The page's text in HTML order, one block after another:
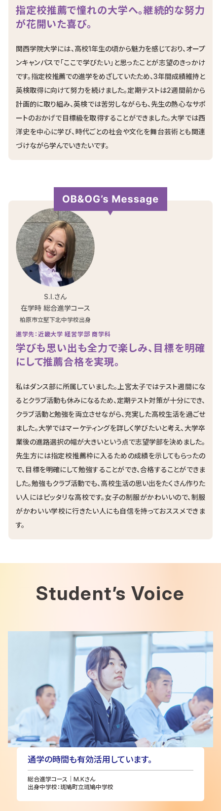
指定校推薦で憧れの大学へ。継続的な努力
が花開いた喜び。
関西学院大学には、高校1年生の頃から魅力を感じており、オープ
ンキャンパスで「ここで学びたい」と思ったことが志望のきっかけ
です。指定校推薦での進学をめざしていたため、3年間成績維持と
英検取得に向けて努力を続けました。定期テストは2週間前から
計画的に取り組み、英検では苦労しながらも、先生の熱心なサポ
ートのおかげで目標級を取得することができました。大学では西
洋史を中心に学び、時代ごとの社会や文化を舞台芸術とも関連
づけながら学んでいきたいです。
進学先：近畿大学 経営学部 商学科
学びも思い出も全力で楽しみ、目標を明確
にして推薦合格を実現。
S.I.さん
在学時 総合進学コース
柏原市立堅下北中学校出身
私はダンス部に所属していました。上宮太子ではテスト週間にな
るとクラブ活動も休みになるため、定期テスト対策が十分にでき、
クラブ活動と勉強を両立させながら、充実した高校生活を過ごせ
ました。大学ではマーケティングを詳しく学びたいと考え、大学卒
業後の進路選択の幅が大きいという点で志望学部を決めました。
先生方には指定校推薦枠に入るための成績を示してもらったの
で、目標を明確にして勉強することができ、合格することができま
した。勉強もクラブ活動でも、高校生活の思い出をたくさん作りた
い人にはピッタリな高校です。女子の制服がかわいいので、制服
がかわいい学校に行きたい人にも自信を持っておススメできま
す。
Student’s Voice
通学の時間も有効活用しています。
総合進学コース｜M.Kさん
出身中学校：斑鳩町立斑鳩中学校